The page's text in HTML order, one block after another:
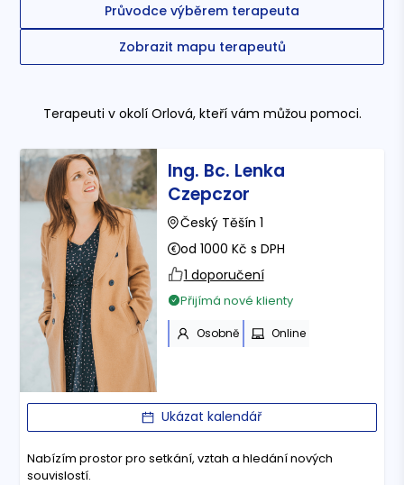
Průvodce výběrem terapeuta
Zobrazit mapu terapeutů
Terapeuti v okolí Orlová, kteří vám můžou pomoci.
Ing. Bc. Lenka
Czepczor
Český Těšín 1
od 1000 Kč s DPH
1 doporučení
Přijímá nové klienty
Osobně Online
Ukázat kalendář
Nabízím prostor pro setkání, vztah a hledání nových
souvislostí.